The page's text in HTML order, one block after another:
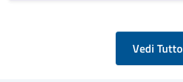
Vedi Tutto